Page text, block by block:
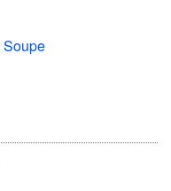
Soupe